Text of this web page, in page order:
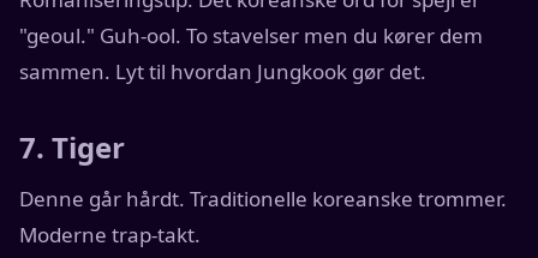
"geoul." Guh-ool. To stavelser men du kører dem
sammen. Lyt til hvordan Jungkook gør det.
7. Tiger
Denne går hårdt. Traditionelle koreanske trommer.
Moderne trap-takt.